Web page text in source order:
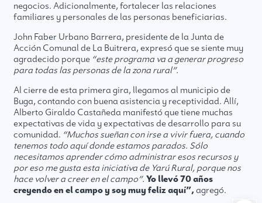
negocios. Adicionalmente, fortalecer las relaciones
familiares y personales de las personas beneficiarias.
John Faber Urbano Barrera, presidente de la Junta de
Acción Comunal de La Buitrera, expresó que se siente muy
agradecido porque “este programa va a generar progreso
para todas las personas de la zona rural”.
Al cierre de esta primera gira, llegamos al municipio de
Buga, contando con buena asistencia y receptividad. Allí,
Alberto Giraldo Castañeda manifestó que tiene muchas
expectativas de vida y expectativas de desarrollo para su
comunidad. “Muchos sueñan con irse a vivir fuera, cuando
tenemos todo aquí donde estamos parados. Sólo
necesitamos aprender cómo administrar esos recursos y
por eso me gusta esta iniciativa de Yarú Rural, porque nos
hace volver a creer en el campo”.Yo llevó 70 años
creyendo en el campo y soy muy feliz aquí”, agregó.